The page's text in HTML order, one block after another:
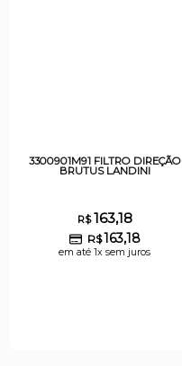
3300901M91 FILTRO DIREÇÃO
BRUTUS LANDINI
R$163,18
R$163,18
em até 1x sem juros